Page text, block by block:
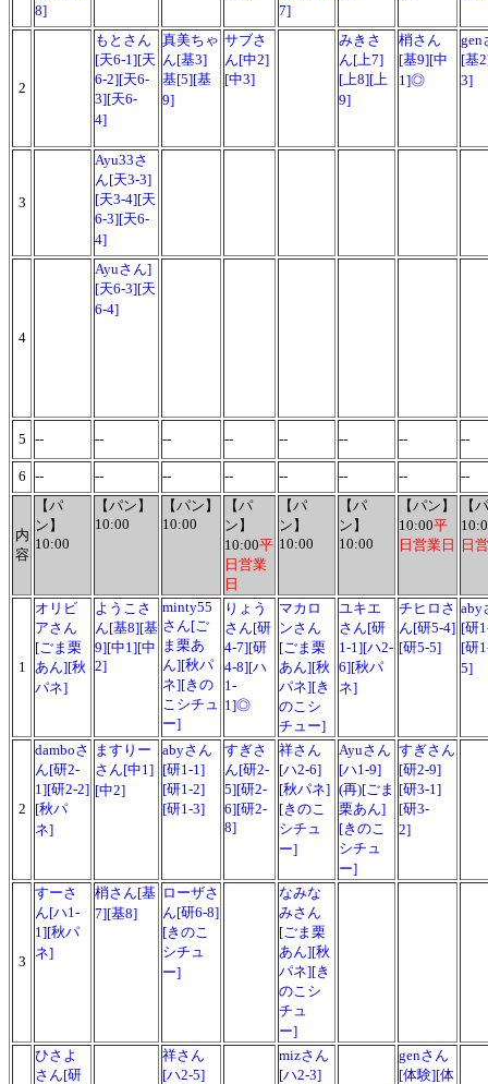
8]
7]
2
もとさん
[天6-1][天
6-2][天6-
3][天6-
4]
真美ちゃ
ん[基3]
基[5][基
9]
サブさ
ん[中2]
[中3]
みきさ
ん[上7]
[上8][上
9]
梢さん
[基9][中
1]◎
gen
[基
3]
3
Ayu33さ
ん[天3-3]
[天3-4][天
6-3][天6-
4]
4
Ayuさん]
[天6-3][天
6-4]
5 -- -- -- -- -- -- -- --
6 -- -- -- -- -- -- -- --
内
容
【パ
ン】
10:00
【パン】
10:00
【パン】
10:00
【パ
ン】
10:00平
日営業
日
【パ
ン】
10:00
【パ
ン】
10:00
【パン】
10:00平
日営業日
【
日
1
オリビ
アさん
[ごま栗
あん][秋
パネ]
ようこさ
ん[基8][基
9][中1][中
2]
minty55
さん[ご
ま栗あ
ん][秋パ
ネ][きの
こシチュ
ー]
りょう
さん[研
4-7][研
4-8][ハ
1-
1]◎
マカロ
ンさん
[ごま栗
あん][秋
パネ][き
のこシ
チュー]
ユキエ
さん[研
1-1][ハ2-
6][秋パ
ネ]
チヒロさ
ん[研5-4]
[研5-5]
aby
[研
[研
5]
2
damboさ
ん[研2-
1][研2-2]
[秋パ
ネ]
ますりー
さん[中1]
[中2]
abyさん
[研1-1]
[研1-2]
[研1-3]
すぎさ
ん[研2-
5][研2-
6][研2-
8]
祥さん
[ハ2-6]
[秋パネ]
[きのこ
シチュ
ー]
Ayuさん
[ハ1-9]
(再)[ごま
栗あん]
[きのこ
シチュ
ー]
すぎさん
[研2-9]
[研3-1]
[研3-
2]
3
すーさ
ん[ハ1-
1][秋パ
ネ]
梢さん[基
7][基8]
ローザさ
ん[研6-8]
[きのこ
シチュ
ー]
なみな
みさん
[ごま栗
あん][秋
パネ][き
のこシ
チュ
ー]
ひさよ
さん[研
祥さん
[ハ2-5]
mizさん
[ハ2-3]
genさん
[体験][体